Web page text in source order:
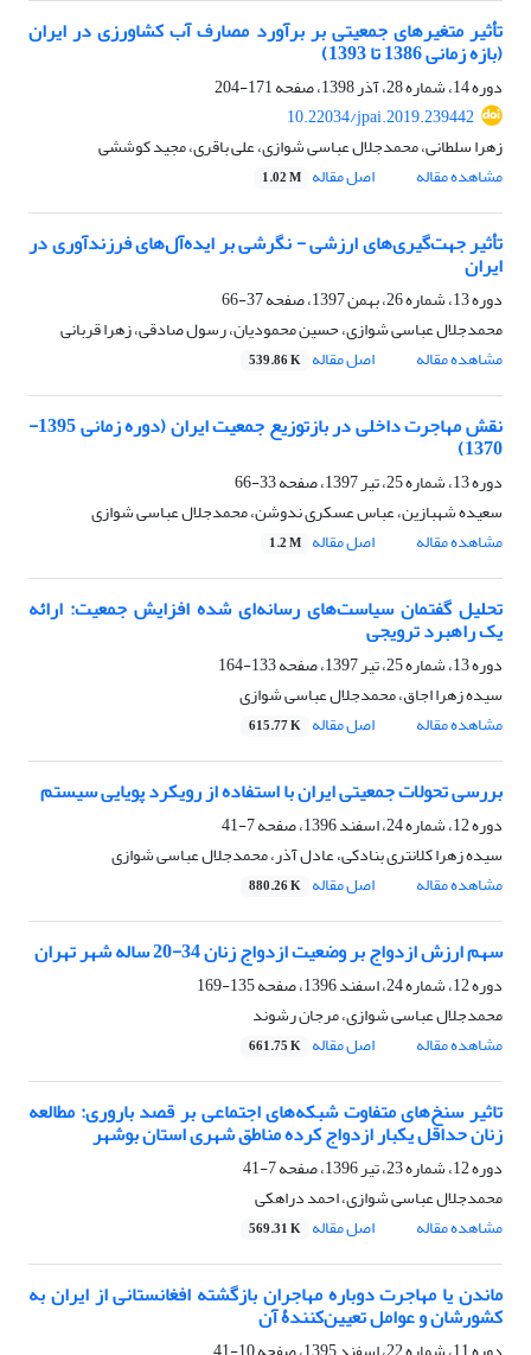
تأثیر متغیر‌های جمعیتی بر برآورد مصارف آب کشاورزی در ایران
(بازه زمانی 1386 تا 1393)
دوره 14، شماره 28، آذر 1398، صفحه
171-204
10.22034/jpai.2019.239442
زهرا سلطانی، محمدجلال عباسی شوازی، علی باقری، مجید کوششی
مشاهده مقاله
اصل مقاله 1.02 M
تأثیر جهت‌گیری‌های ارزشی - نگرشی بر ایده‌آل‌های فرزندآوری در
ایران
دوره 13، شماره 26، بهمن 1397، صفحه
37-66
محمدجلال عباسی شوازی، حسین محمودیان، رسول صادقی، زهرا قربانی
مشاهده مقاله
اصل مقاله 539.86 K
نقش مهاجرت داخلی در بازتوزیع جمعیت ایران (دوره زمانی 1395-
1370)
دوره 13، شماره 25، تیر 1397، صفحه
33-66
سعیده شهبازین، عباس عسکری ندوشن، محمدجلال عباسی شوازی
مشاهده مقاله
اصل مقاله 1.2 M
تحلیل گفتمان سیاست‌های رسانه‌ای شده افزایش جمعیت: ارائه
یک راهبرد ترویجی
دوره 13، شماره 25، تیر 1397، صفحه
133-164
سیده زهرا اجاق، محمدجلال عباسی شوازی
مشاهده مقاله
اصل مقاله 615.77 K
بررسی تحولات جمعیتی ایران با استفاده از رویکرد پویایی سیستم
دوره 12، شماره 24، اسفند 1396، صفحه
7-41
سیده زهرا کلانتری بنادکی، عادل آذر، محمدجلال عباسی شوازی
مشاهده مقاله
اصل مقاله 880.26 K
سهم ارزش ازدواج بر وضعیت ازدواج زنان 34-20 ساله شهر تهران
دوره 12، شماره 24، اسفند 1396، صفحه
135-169
محمدجلال عباسی شوازی، مرجان رشوند
مشاهده مقاله
اصل مقاله 661.75 K
تاثیر سنخ‌های متفاوت شبکه‌های اجتماعی بر قصد باروری: مطالعه
زنان حداقل یکبار ازدواج کرده مناطق شهری استان بوشهر
دوره 12، شماره 23، تیر 1396، صفحه
7-41
محمدجلال عباسی شوازی، احمد دراهکی
مشاهده مقاله
اصل مقاله 569.31 K
ماندن یا مهاجرت دوباره مهاجران بازگشته افغانستانی از ایران به
کشورشان و عوامل تعیین‌کنندۀ آن